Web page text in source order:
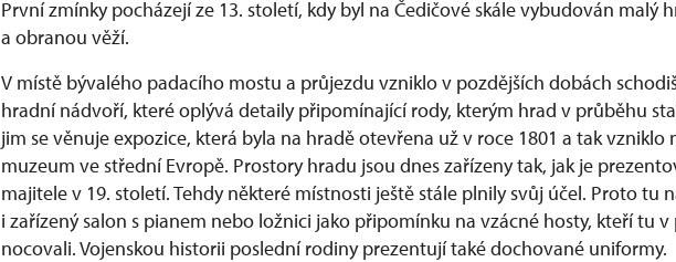
První zmínky pocházejí ze 13. století, kdy byl na Čedičové skále vybudován malý
a obranou věží.
V místě bývalého padacího mostu a průjezdu vzniklo v pozdějších dobách
hradní nádvoří, které oplývá detaily připomínající rody, kterým hrad v průběhu
jim se věnuje expozice, která byla na hradě otevřena už v roce 1801 a tak vzniklo
muzeum ve střední Evropě. Prostory hradu jsou dnes zařízeny tak, jak je
majitele v 19. století. Tehdy některé místnosti ještě stále plnily svůj účel. Proto tu
i zařízený salon s pianem nebo ložnici jako připomínku na vzácné hosty, kteří tu
nocovali. Vojenskou historii poslední rodiny prezentují také dochované uniformy.